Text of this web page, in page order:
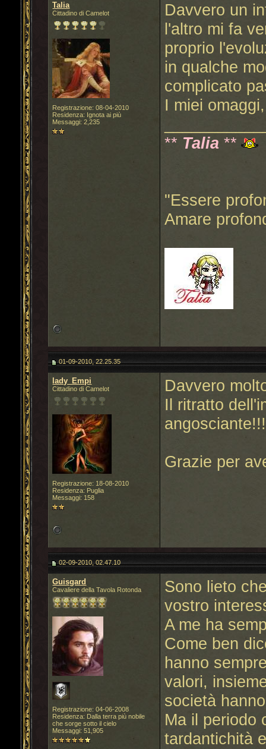
Talia
Cittadino di Camelot
Registrazione: 08-04-2010
Residenza: Ignota ai più
Messaggi: 2,235
Davvero un
l'altro mi fa
proprio
in qualche
complicato
I miei
** Talia **
"Essere
Amare
01-09-2010, 22.25.35
lady_Empi
Cittadino di Camelot
Registrazione: 18-08-2010
Residenza: Puglia
Messaggi: 158
Davvero
Il ritratto
angosciante!!!
Grazie per
02-09-2010, 02.47.10
Guisgard
Cavaliere della Tavola Rotonda
Registrazione: 04-06-2008
Residenza: Dalla terra più nobile
che sorge sotto il cielo
Messaggi: 51,905
Sono lieto
vostro
A me ha
Come ben
hanno
valori,
società
Ma il periodo
tardantichità